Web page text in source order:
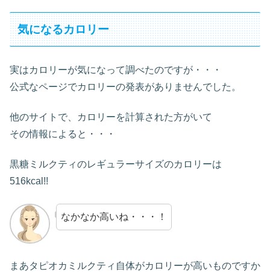
気になるカロリー
実はカロリーが気になって調べたのですが・・・
公式なページでカロリーの発表がありませんでした。
他のサイトで、カロリーを計算された方がいて
その情報によると・・・
黒糖ミルクティのレギュラーサイズのカロリーは
516kcal!!
なかなか高いね・・・！
まあタピオカミルクティ自体がカロリーが高いものですか